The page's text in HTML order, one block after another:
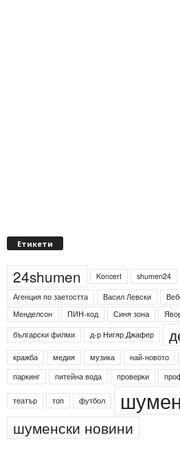
Етикети
24shumen Koncert shumen24
Агенция по заетостта
Васил Левски
Менделсон
ПИН-код Синя зона
български филми
д-р Нигяр Джафер
кражба медия музика най-новото
паркинг питейна вода проверки
театър топ футбол шумен
шуменски новини